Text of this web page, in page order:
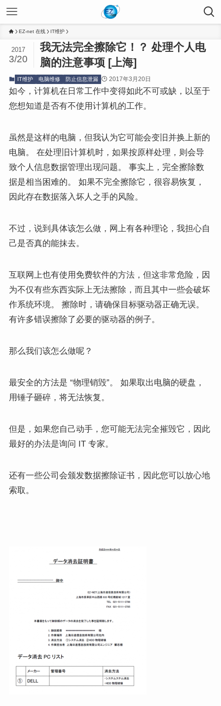
EZ-net 在线 IT维护
我无法完全擦除它！？ 处理个人电
脑的注意事项 [上海]
2017
3/20
IT维护 电脑维修 防止信息泄漏 2017年3月20日
如今，计算机在日常工作中变得如此不可或缺，以至于
您想知道是否有不使用计算机的工作。
虽然是这样的电脑，但我认为它可能会变旧并换上新的
电脑。 在处理旧计算机时，如果按原样处理，则会导
致个人信息数据管理出现问题。 事实上，完全擦除数
据是相当困难的。 如果不完全擦除它，很容易恢复，
因此存在数据落入坏人之手的风险。
不过，说到具体该怎么做，网上有各种理论，我担心自
己是否真的能抹去。
互联网上也有使用免费软件的方法，但这非常危险，因
为不仅有些东西实际上无法擦除，而且其中一些会破坏
作系统环境。 擦除时，请确保目标驱动器正确无误。
有许多错误擦除了必要的驱动器的例子。
那么我们该怎么做呢？
最安全的方法是 “物理销毁”。 如果取出电脑的硬盘，
用锤子砸碎，将无法恢复。
但是，如果您自己动手，您可能无法完全摧毁它，因此
最好的办法是询问 IT 专家。
还有一些公司会颁发数据擦除证书，因此您可以放心地
索取。